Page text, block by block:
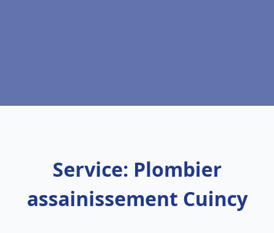
Service: Plombier
assainissement Cuincy